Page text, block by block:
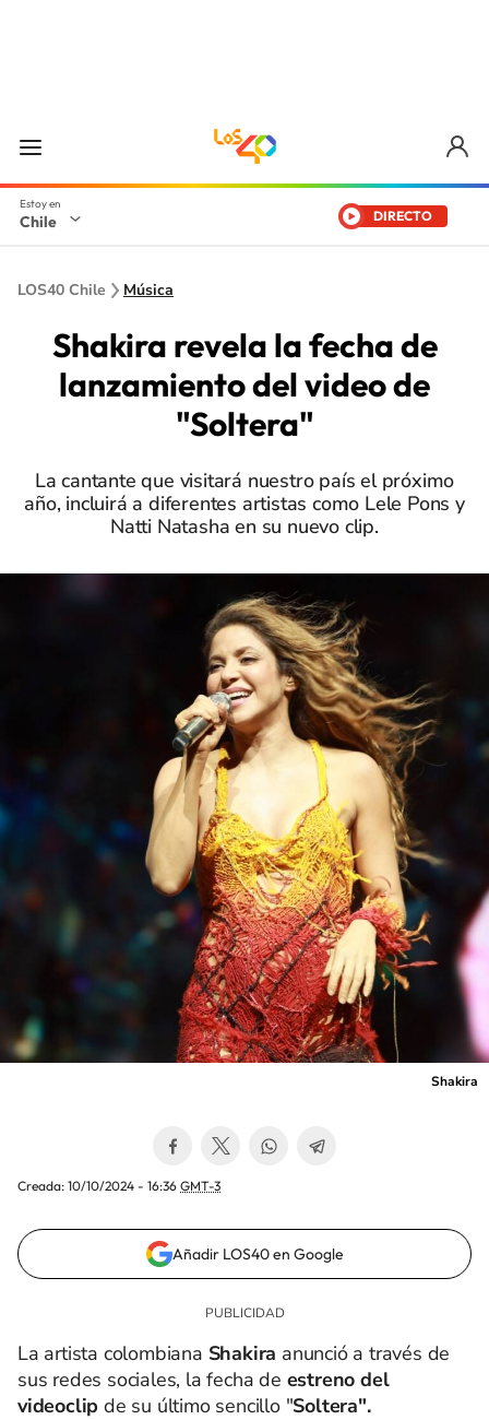
Chile DIRECTO
LOS40 Chile Música
Shakira revela la fecha de
lanzamiento del video de
"Soltera"
La cantante que visitará nuestro país el próximo
año, incluirá a diferentes artistas como Lele Pons y
Natti Natasha en su nuevo clip.
Shakira
Creada: 10/10/2024 - 16:36 GMT-3
Añadir LOS40 en Google
La artista colombiana Shakira anunció a través de
sus redes sociales, la fecha de estreno del
videoclip de su último sencillo "Soltera".